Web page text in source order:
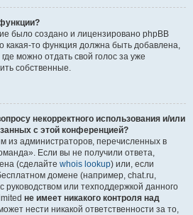
было создано и лицензировано phpBB
какая-то функция должна быть добавлена,
где можно отдать свой голос за уже
собственные.
некорректного использования и/или
с этой конференцией?
из администраторов, перечисленных в
Если вы не получили ответа,
(сделайте whois lookup) или, если
домене (например, chat.ru,
руководством или техподдержкой данного
не имеет никакого контроля над
нести никакой ответственности за то,